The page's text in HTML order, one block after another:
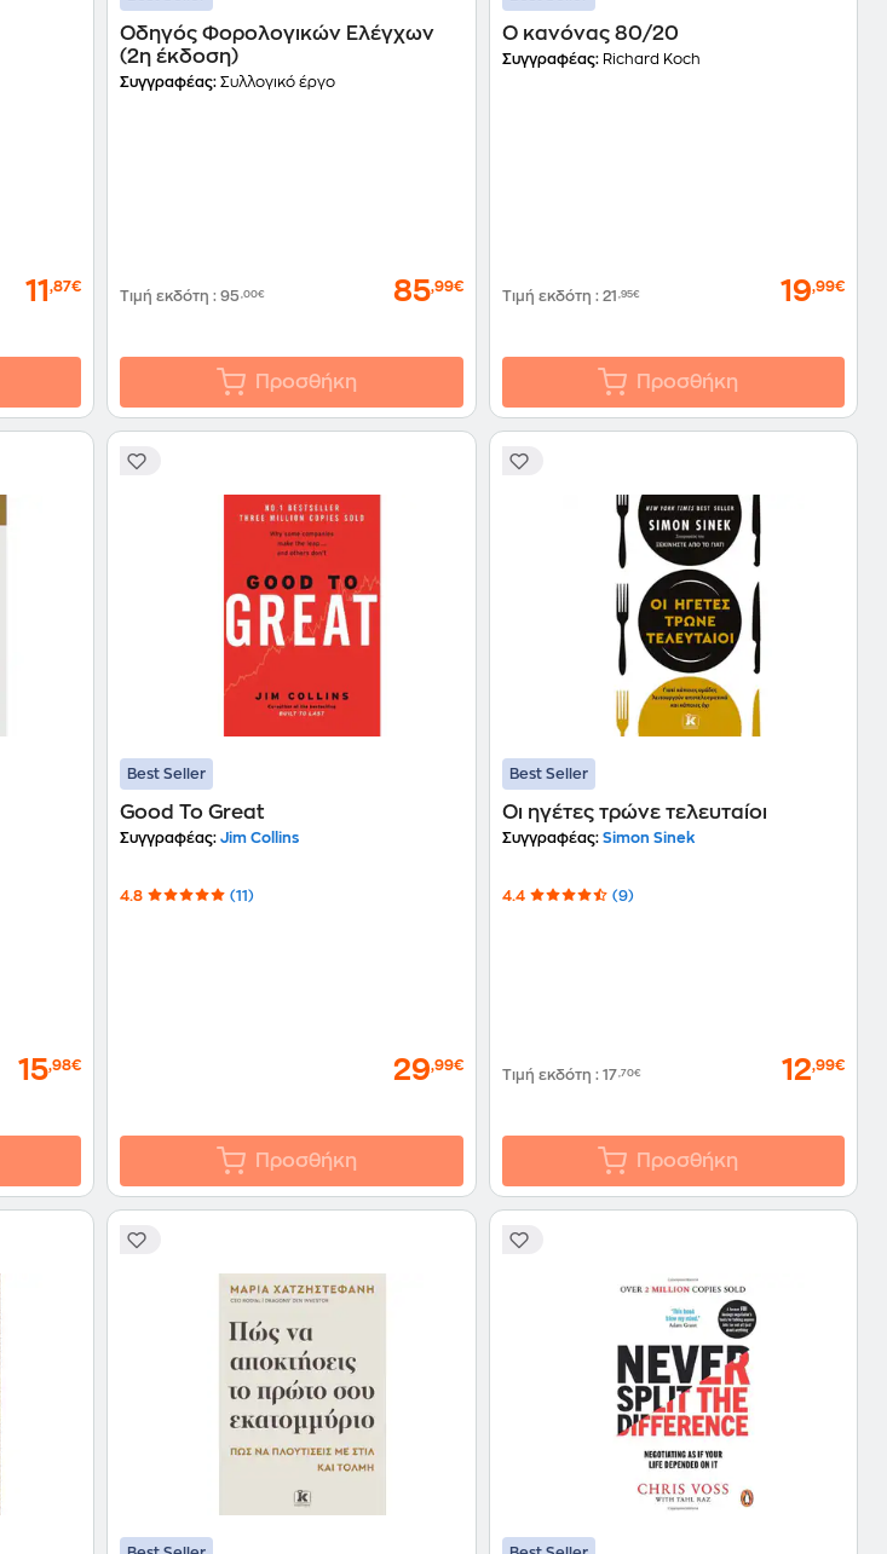
11,87€
Οδηγός Φορολογικών Ελέγχων
(2η έκδοση)
Συγγραφέας: Συλλογικό έργο
Τιμή εκδότη:95,00€ 85,99€
Προσθήκη
Ο κανόνας 80/20
Συγγραφέας:Richard Koch
Τιμή εκδότη : 21,95€ 19,99€
Προσθήκη
15,98€
Best Seller
Good To Great
Συγγραφέας: Jim Collins
4.8 (11)
29,99€
Προσθήκη
Best Seller
Οι ηγέτες τρώνε τελευταίοι
Συγγραφέας:Simon Sinek
4.4 (9)
Τιμή εκδότη : 17,70€ 12,99€
Προσθήκη